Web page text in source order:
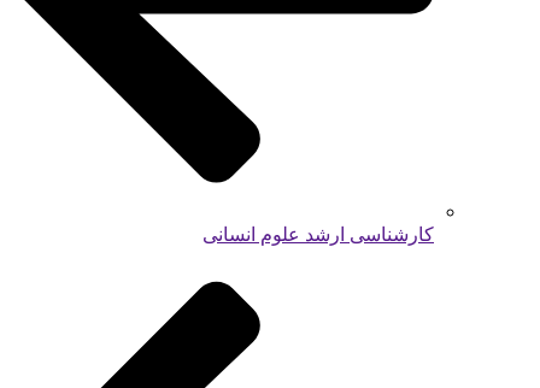
کارشناسی ارشد علوم انسانی